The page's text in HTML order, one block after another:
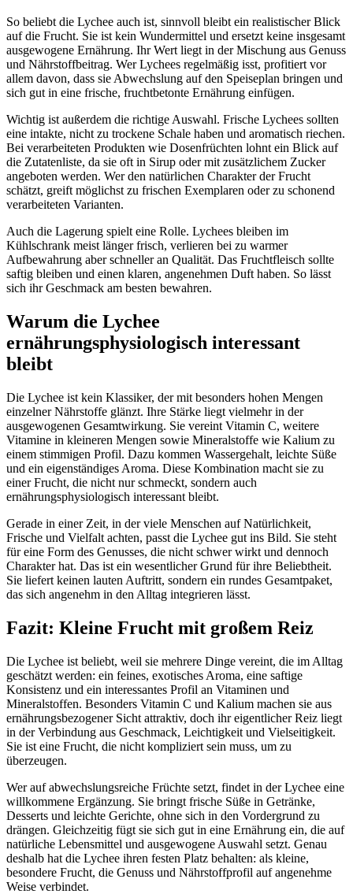
So beliebt die Lychee auch ist, sinnvoll bleibt ein realistischer Blick
auf die Frucht. Sie ist kein Wundermittel und ersetzt keine insgesamt
ausgewogene Ernährung. Ihr Wert liegt in der Mischung aus Genuss
und Nährstoffbeitrag. Wer Lychees regelmäßig isst, profitiert vor
allem davon, dass sie Abwechslung auf den Speiseplan bringen und
sich gut in eine frische, fruchtbetonte Ernährung einfügen.
Wichtig ist außerdem die richtige Auswahl. Frische Lychees sollten
eine intakte, nicht zu trockene Schale haben und aromatisch riechen.
Bei verarbeiteten Produkten wie Dosenfrüchten lohnt ein Blick auf
die Zutatenliste, da sie oft in Sirup oder mit zusätzlichem Zucker
angeboten werden. Wer den natürlichen Charakter der Frucht
schätzt, greift möglichst zu frischen Exemplaren oder zu schonend
verarbeiteten Varianten.
Auch die Lagerung spielt eine Rolle. Lychees bleiben im
Kühlschrank meist länger frisch, verlieren bei zu warmer
Aufbewahrung aber schneller an Qualität. Das Fruchtfleisch sollte
saftig bleiben und einen klaren, angenehmen Duft haben. So lässt
sich ihr Geschmack am besten bewahren.
Warum die Lychee
ernährungsphysiologisch interessant
bleibt
Die Lychee ist kein Klassiker, der mit besonders hohen Mengen
einzelner Nährstoffe glänzt. Ihre Stärke liegt vielmehr in der
ausgewogenen Gesamtwirkung. Sie vereint Vitamin C, weitere
Vitamine in kleineren Mengen sowie Mineralstoffe wie Kalium zu
einem stimmigen Profil. Dazu kommen Wassergehalt, leichte Süße
und ein eigenständiges Aroma. Diese Kombination macht sie zu
einer Frucht, die nicht nur schmeckt, sondern auch
ernährungsphysiologisch interessant bleibt.
Gerade in einer Zeit, in der viele Menschen auf Natürlichkeit,
Frische und Vielfalt achten, passt die Lychee gut ins Bild. Sie steht
für eine Form des Genusses, die nicht schwer wirkt und dennoch
Charakter hat. Das ist ein wesentlicher Grund für ihre Beliebtheit.
Sie liefert keinen lauten Auftritt, sondern ein rundes Gesamtpaket,
das sich angenehm in den Alltag integrieren lässt.
Fazit: Kleine Frucht mit großem Reiz
Die Lychee ist beliebt, weil sie mehrere Dinge vereint, die im Alltag
geschätzt werden: ein feines, exotisches Aroma, eine saftige
Konsistenz und ein interessantes Profil an Vitaminen und
Mineralstoffen. Besonders Vitamin C und Kalium machen sie aus
ernährungsbezogener Sicht attraktiv, doch ihr eigentlicher Reiz liegt
in der Verbindung aus Geschmack, Leichtigkeit und Vielseitigkeit.
Sie ist eine Frucht, die nicht kompliziert sein muss, um zu
überzeugen.
Wer auf abwechslungsreiche Früchte setzt, findet in der Lychee eine
willkommene Ergänzung. Sie bringt frische Süße in Getränke,
Desserts und leichte Gerichte, ohne sich in den Vordergrund zu
drängen. Gleichzeitig fügt sie sich gut in eine Ernährung ein, die auf
natürliche Lebensmittel und ausgewogene Auswahl setzt. Genau
deshalb hat die Lychee ihren festen Platz behalten: als kleine,
besondere Frucht, die Genuss und Nährstoffprofil auf angenehme
Weise verbindet.